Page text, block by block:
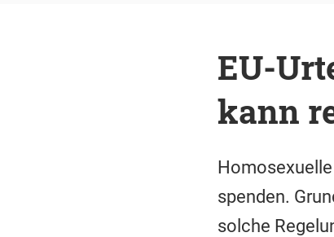
EU-
kann
spenden.
solche